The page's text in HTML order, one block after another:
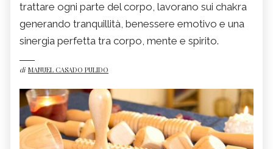
trattare ogni parte del corpo, lavorano sui chakra
generando tranquillità, benessere emotivo e una
sinergia perfetta tra corpo, mente e spirito.
di MANUEL CASADO PULIDO